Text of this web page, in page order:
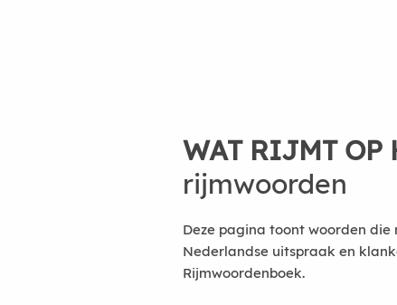
WAT RIJMT OP
rijmwoorden
Deze pagina toont woorden
Nederlandse uitspraak en
Rijmwoordenboek.